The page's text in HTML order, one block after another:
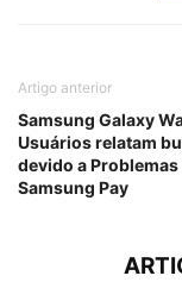
Artigo anterior
Samsung Galaxy
Usuários relatam
devido a Problemas
Samsung Pay